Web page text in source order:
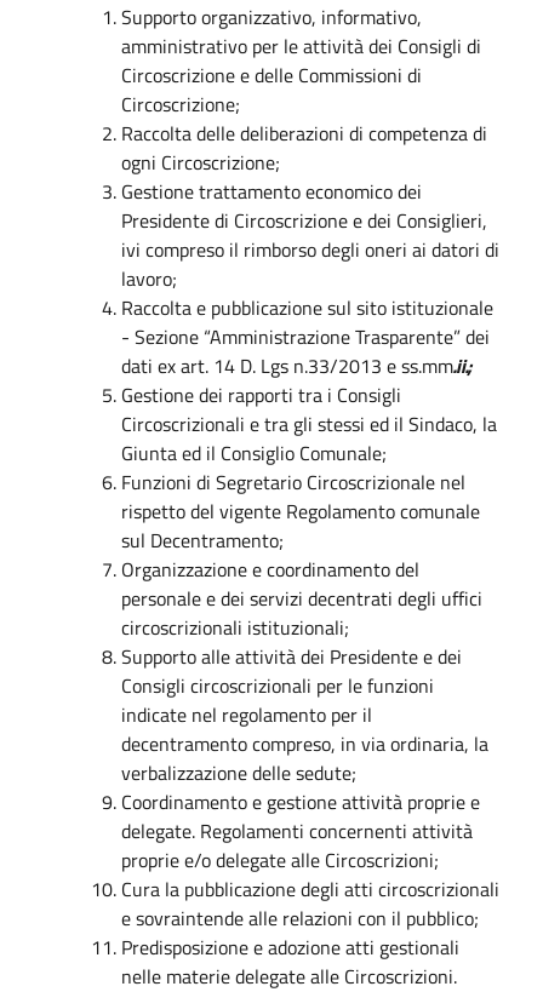
Supporto organizzativo, informativo,
amministrativo per le attività dei Consigli di
Circoscrizione e delle Commissioni di
Circoscrizione;
Raccolta delle deliberazioni di competenza di
ogni Circoscrizione;
Gestione trattamento economico dei
Presidente di Circoscrizione e dei Consiglieri,
ivi compreso il rimborso degli oneri ai datori di
lavoro;
Raccolta e pubblicazione sul sito istituzionale
- Sezione “Amministrazione Trasparente” dei
dati ex art. 14 D. Lgs n.33/2013 e ss.mm.ii.;
Gestione dei rapporti tra i Consigli
Circoscrizionali e tra gli stessi ed il Sindaco, la
Giunta ed il Consiglio Comunale;
Funzioni di Segretario Circoscrizionale nel
rispetto del vigente Regolamento comunale
sul Decentramento;
Organizzazione e coordinamento del
personale e dei servizi decentrati degli uffici
circoscrizionali istituzionali;
Supporto alle attività dei Presidente e dei
Consigli circoscrizionali per le funzioni
indicate nel regolamento per il
decentramento compreso, in via ordinaria, la
verbalizzazione delle sedute;
Coordinamento e gestione attività proprie e
delegate. Regolamenti concernenti attività
proprie e/o delegate alle Circoscrizioni;
Cura la pubblicazione degli atti circoscrizionali
e sovraintende alle relazioni con il pubblico;
Predisposizione e adozione atti gestionali
nelle materie delegate alle Circoscrizioni.